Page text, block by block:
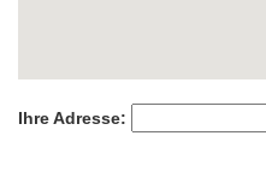
Ihre Adresse: